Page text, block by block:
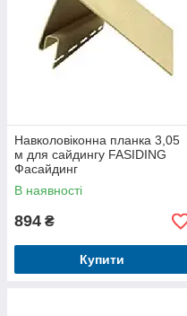
Навколовіконна планка 3,05
м для сайдингу FASIDING
Фасайдинг
В наявності
894 ₴
Купити